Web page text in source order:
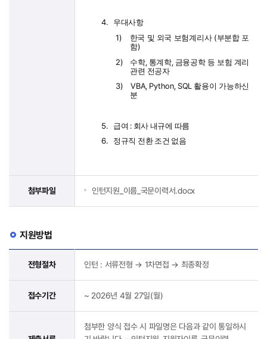
4. 우대사항
1) 한국 및 외국 보험계리사(부분합 포
함)
2)
수학, 통계학, 금융공학 등 보험 계리
관련 전공자
3) VBA, Python, SQL 활용이 가능하신
분
5. 급여 : 회사 내규에 따름
6. 정규직 전환 조건 없음
첨부파일 인턴지원_이름_국문이력서.docx
지원방법
전형절차 인턴 : 서류전형 → 1차면접 → 최종확정
접수기간 ~ 2026년 4월 27일(월)
첨부한 양식 접수 시 파일명은 다음과 같이 통일하시